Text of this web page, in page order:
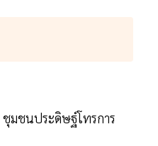
ชุมชนประดิษฐ์โทรการ